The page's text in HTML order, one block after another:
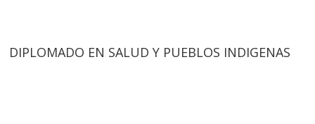
DIPLOMADO EN SALUD Y PUEBLOS INDIGENAS